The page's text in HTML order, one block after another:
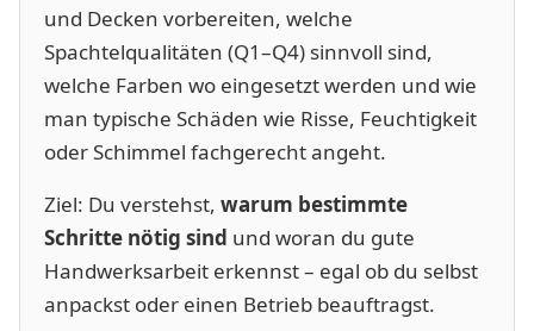
und Decken vorbereiten, welche
Spachtelqualitäten (Q1–Q4) sinnvoll sind,
welche Farben wo eingesetzt werden und wie
man typische Schäden wie Risse, Feuchtigkeit
oder Schimmel fachgerecht angeht.
Ziel: Du verstehst, warum bestimmte
Schritte nötig sind und woran du gute
Handwerksarbeit erkennst – egal ob du selbst
anpackst oder einen Betrieb beauftragst.